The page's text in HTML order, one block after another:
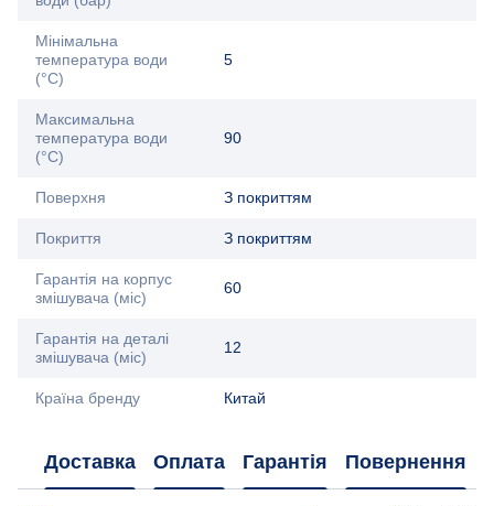
Мінімальна
температура води
(°C)
5
Максимальна
температура води
(°C)
90
Поверхня З покриттям
Покриття З покриттям
Гарантія на корпус
змішувача (міс)
60
Гарантія на деталі
змішувача (міс)
12
Країна бренду Китай
Доставка Оплата Гарантія Повернення